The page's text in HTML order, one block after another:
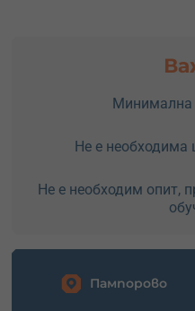
Минимална
Не е
Не е необходим опит,
Пампорово